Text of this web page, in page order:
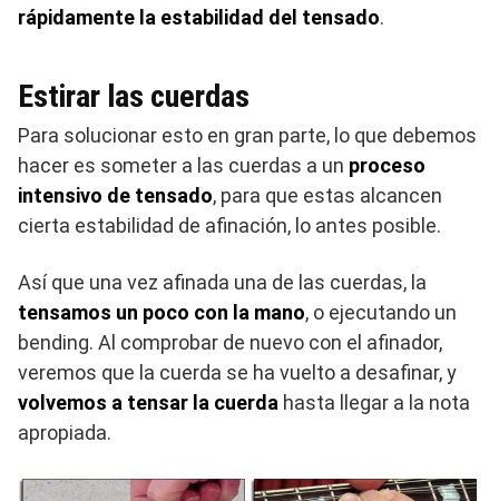
rápidamente la estabilidad del tensado.
Estirar las cuerdas
Para solucionar esto en gran parte, lo que debemos
hacer es someter a las cuerdas a un proceso
intensivo de tensado, para que estas alcancen
cierta estabilidad de afinación, lo antes posible.
Así que una vez afinada una de las cuerdas, la
tensamos un poco con la mano, o ejecutando un
bending. Al comprobar de nuevo con el afinador,
veremos que la cuerda se ha vuelto a desafinar, y
volvemos a tensar la cuerda hasta llegar a la nota
apropiada.